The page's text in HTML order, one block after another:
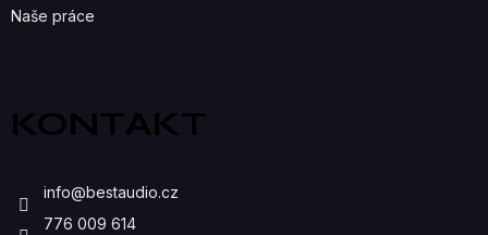
Naše práce
KONTAKT
info@bestaudio.cz
776 009 614